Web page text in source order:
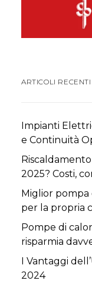
ARTICOLI RECENTI
Impianti
e Continuità
2025? Costi,
Miglior pompa
per la propria
Pompe di
risparmia
I Vantaggi
2024